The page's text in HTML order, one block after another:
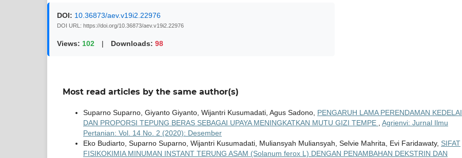
DOI: 10.36873/aev.v19i2.22976
DOI URL: https://doi.org/10.36873/aev.v19i2.22976
Views: 102 | Downloads: 98
Most read articles by the same author(s)
Suparno Suparno, Giyanto Giyanto, Wijantri Kusumadati, Agus Sadono, PENGARUH LAMA PERENDAMAN KEDELAI
DAN PROPORSI TEPUNG BERAS SEBAGAI UPAYA MENINGKATKAN MUTU GIZI TEMPE
Agrienvi: Jurnal Ilmu
Pertanian: Vol. 14 No. 2 (2020): Desember
Eko Budiarto, Suparno Suparno, Wijantri Kusumadati, Muliansyah Muliansyah, Selvie Mahrita, Evi Faridawaty, SIFAT
FISIKOKIMIA MINUMAN INSTANT TERUNG ASAM (Solanum ferox L) DENGAN PENAMBAHAN DEKSTRIN DAN